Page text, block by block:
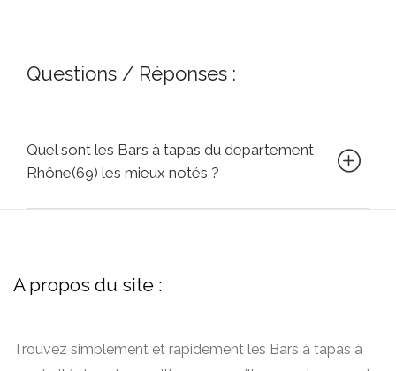
Questions / Réponses :
Quel sont les Bars à tapas du departement
Rhône(69) les mieux notés ?
A propos du site :
Trouvez simplement et rapidement les Bars à tapas à